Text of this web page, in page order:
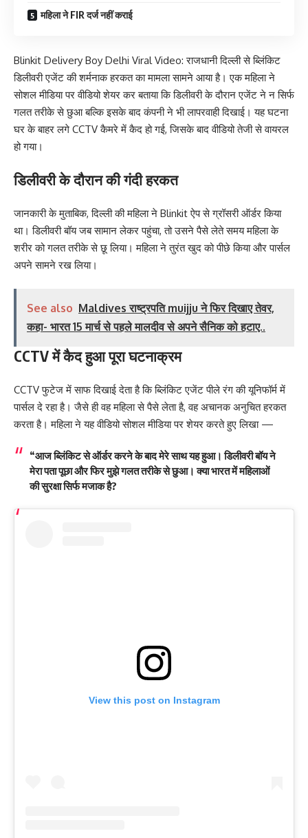
महिला ने FIR दर्ज नहीं कराई
Blinkit Delivery Boy Delhi Viral Video: राजधानी दिल्ली से ब्लिंकिट
डिलीवरी एजेंट की शर्मनाक हरकत का मामला सामने आया है। एक महिला ने
सोशल मीडिया पर वीडियो शेयर कर बताया कि डिलीवरी के दौरान एजेंट ने न सिर्फ
गलत तरीके से छुआ बल्कि इसके बाद कंपनी ने भी लापरवाही दिखाई। यह घटना
घर के बाहर लगे CCTV कैमरे में कैद हो गई, जिसके बाद वीडियो तेजी से वायरल
हो गया।
डिलीवरी के दौरान की गंदी हरकत
जानकारी के मुताबिक, दिल्ली की महिला ने Blinkit ऐप से ग्रॉसरी ऑर्डर किया
था। डिलीवरी बॉय जब सामान लेकर पहुंचा, तो उसने पैसे लेते समय महिला के
शरीर को गलत तरीके से छू लिया। महिला ने तुरंत खुद को पीछे किया और पार्सल
अपने सामने रख लिया।
See also Maldives राष्ट्रपति muijju ने फिर दिखाए तेवर,
कहा- भारत 15 मार्च से पहले मालदीव से अपने सैनिक को हटाए..
CCTV में कैद हुआ पूरा घटनाक्रम
CCTV फुटेज में साफ दिखाई देता है कि ब्लिंकिट एजेंट पीले रंग की यूनिफॉर्म में
पार्सल दे रहा है। जैसे ही वह महिला से पैसे लेता है, वह अचानक अनुचित हरकत
करता है। महिला ने यह वीडियो सोशल मीडिया पर शेयर करते हुए लिखा —
“आज ब्लिंकिट से ऑर्डर करने के बाद मेरे साथ यह हुआ। डिलीवरी बॉय ने
मेरा पता पूछा और फिर मुझे गलत तरीके से छुआ। क्या भारत में महिलाओं
की सुरक्षा सिर्फ मजाक है?
View this post on Instagram